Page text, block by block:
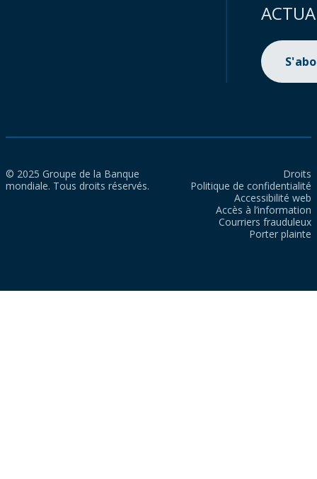
© 2025 Groupe de la Banque
mondiale. Tous droits réservés.
Droits
Politique de confidentialité
Accessibilité web
Accès à l’information
Courriers frauduleux
Porter plainte